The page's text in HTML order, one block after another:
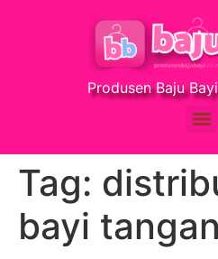
Produsen Baju
Tag:
bayi